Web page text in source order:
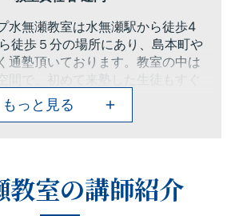
水無瀬教室は水無瀬駅から徒歩4
徒歩５分の場所にあり、島本町や
通塾頂いております。教室の中は
間で、初めて来塾した生徒もすぐ
なっています！
無瀬教室では成果にこだわり、
です。カリキュラムに関してはフ
任せください！
もっと見る
教室の講師紹介